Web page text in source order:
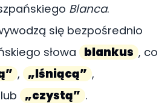
Blanca.
się bezpośrednio
słowa blankus , co
, „lśniącą” ,
lub „czystą” .